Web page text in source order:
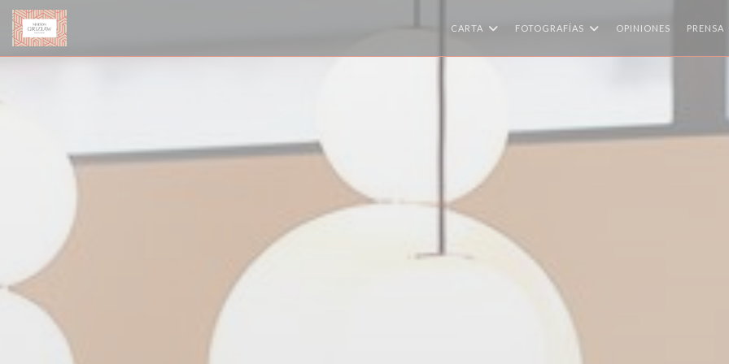
Personalización de sus opciones de cookies
CARTA FOTOGRAFÍAS OPINIONES PRENSA